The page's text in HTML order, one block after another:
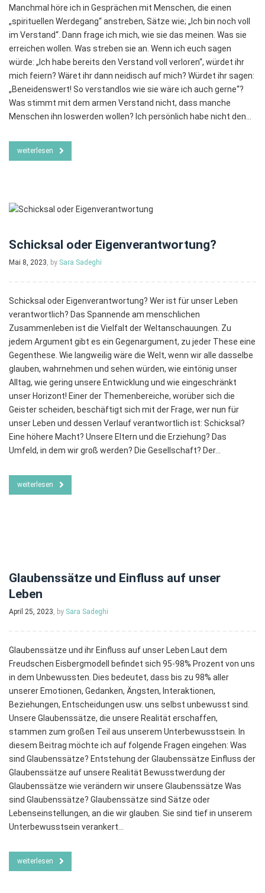
Manchmal höre ich in Gesprächen mit Menschen, die einen
„spirituellen Werdegang“ anstreben, Sätze wie; „Ich bin noch voll
im Verstand“. Dann frage ich mich, wie sie das meinen. Was sie
erreichen wollen. Was streben sie an. Wenn ich euch sagen
würde: „Ich habe bereits den Verstand voll verloren“, würdet ihr
mich feiern? Wäret ihr dann neidisch auf mich? Würdet ihr sagen:
„Beneidenswert! So verstandlos wie sie wäre ich auch gerne“?
Was stimmt mit dem armen Verstand nicht, dass manche
Menschen ihn loswerden wollen? Ich persönlich habe nicht den…
weiterlesen
Schicksal oder Eigenverantwortung?
Mai 8, 2023, by Sara Sadeghi
Schicksal oder Eigenverantwortung? Wer ist für unser Leben
verantwortlich? Das Spannende am menschlichen
Zusammenleben ist die Vielfalt der Weltanschauungen. Zu
jedem Argument gibt es ein Gegenargument, zu jeder These eine
Gegenthese. Wie langweilig wäre die Welt, wenn wir alle dasselbe
glauben, wahrnehmen und sehen würden, wie eintönig unser
Alltag, wie gering unsere Entwicklung und wie eingeschränkt
unser Horizont! Einer der Themenbereiche, worüber sich die
Geister scheiden, beschäftigt sich mit der Frage, wer nun für
unser Leben und dessen Verlauf verantwortlich ist: Schicksal?
Eine höhere Macht? Unsere Eltern und die Erziehung? Das
Umfeld, in dem wir groß werden? Die Gesellschaft? Der…
weiterlesen
Glaubenssätze und Einfluss auf unser
Leben
April 25, 2023, by Sara Sadeghi
Glaubenssätze und ihr Einfluss auf unser Leben Laut dem
Freudschen Eisbergmodell befindet sich 95-98% Prozent von uns
in dem Unbewussten. Dies bedeutet, dass bis zu 98% aller
unserer Emotionen, Gedanken, Ängsten, Interaktionen,
Beziehungen, Entscheidungen usw. uns selbst unbewusst sind.
Unsere Glaubenssätze, die unsere Realität erschaffen,
stammen zum großen Teil aus unserem Unterbewusstsein. In
diesem Beitrag möchte ich auf folgende Fragen eingehen: Was
sind Glaubenssätze? Entstehung der Glaubenssätze Einfluss der
Glaubenssätze auf unsere Realität Bewusstwerdung der
Glaubenssätze wie verändern wir unsere Glaubenssätze Was
sind Glaubenssätze? Glaubenssätze sind Sätze oder
Lebenseinstellungen, an die wir glauben. Sie sind tief in unserem
Unterbewusstsein verankert…
weiterlesen